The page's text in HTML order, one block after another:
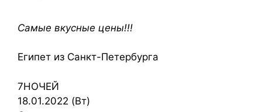
Самые вкусные цены!!!
Египет из Санкт-Петербурга
7НОЧЕЙ
18.01.2022 (Вт)